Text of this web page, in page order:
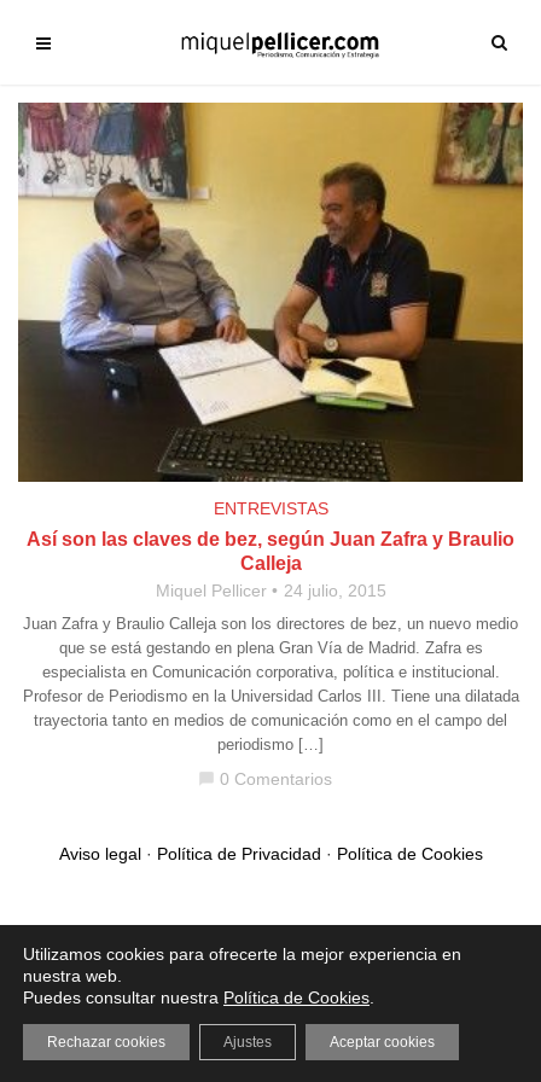
ENTREVISTAS
Así son las claves de bez, según Juan Zafra y Braulio
Calleja
Miquel Pellicer 24 julio, 2015
Juan Zafra y Braulio Calleja son los directores de bez, un nuevo medio
que se está gestando en plena Gran Vía de Madrid. Zafra es
especialista en Comunicación corporativa, política e institucional.
Profesor de Periodismo en la Universidad Carlos III. Tiene una dilatada
trayectoria tanto en medios de comunicación como en el campo del
periodismo […]
0 Comentarios
Aviso legal· Política de Privacidad · Política de Cookies
Utilizamos cookies para ofrecerte la mejor experiencia en
nuestra web.
Puedes consultar nuestra Política de Cookies
Aceptar cookies
Rechazar cookies Ajustes